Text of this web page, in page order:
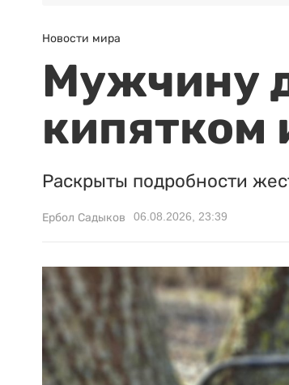
Новости мира
Мужчину
кипятком
Раскрыты подробности
Ербол Садыков 06.08.2026, 23:39